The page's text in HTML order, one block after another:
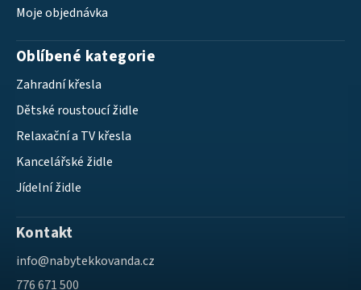
Moje objednávka
Oblíbené kategorie
Zahradní křesla
Dětské roustoucí židle
Relaxační a TV křesla
Kancelářské židle
Jídelní židle
Kontakt
info@nabytekkovanda.cz
776 671 500